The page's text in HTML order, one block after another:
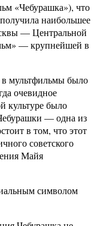
«Чебурашка»), что
наибольшее
— Центральной
— крупнейшей в
в мультфильмы было
очевидное
культуре было
— одна из
в том, что этот
советского
Майя
символом